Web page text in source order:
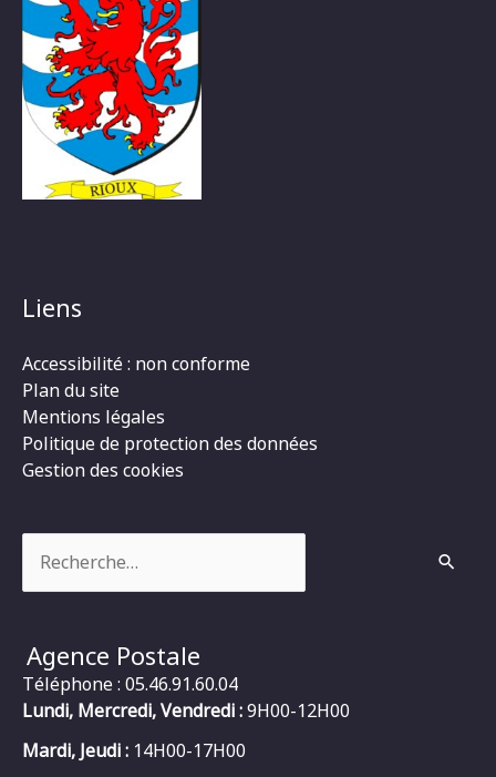
Liens
Accessibilité : non conforme
Plan du site
Mentions légales
Politique de protection des données
Gestion des cookies
Agence Postale
Téléphone : 05.46.91.60.04
Lundi, Mercredi, Vendredi :9H00-12H00
Mardi, Jeudi : 14H00-17H00